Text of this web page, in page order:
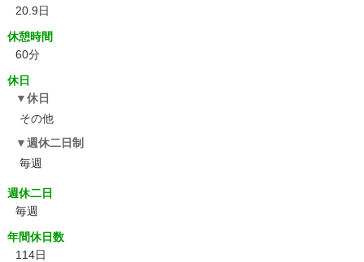
20.9日
休憩時間
60分
休日
休日
その他
週休二日制
毎週
週休二日
毎週
年間休日数
114日